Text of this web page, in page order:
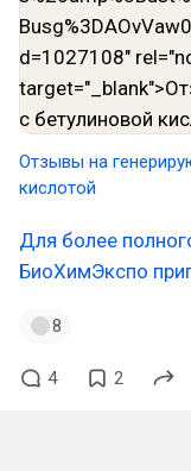
Отзывы на
кислотой
Для более
БиоХимЭкспо
8
4 2